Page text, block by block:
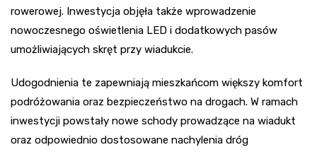
rowerowej. Inwestycja objęła także wprowadzenie
nowoczesnego oświetlenia LED i dodatkowych pasów
umożliwiających skręt przy wiadukcie.
Udogodnienia te zapewniają mieszkańcom większy komfort
podróżowania oraz bezpieczeństwo na drogach. W ramach
inwestycji powstały nowe schody prowadzące na wiadukt
oraz odpowiednio dostosowane nachylenia dróg